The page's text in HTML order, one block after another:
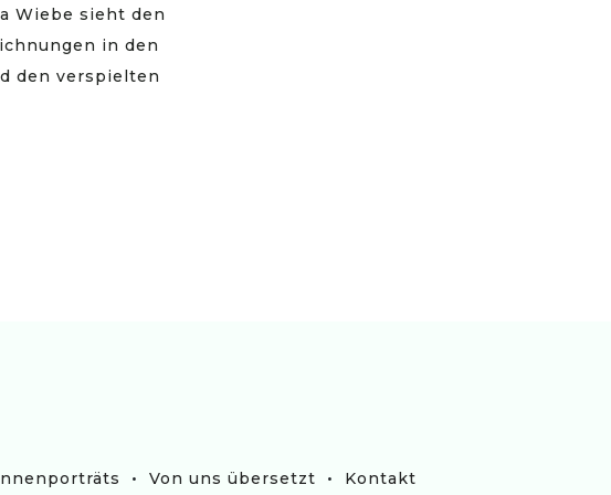
Wiebe sieht den
in den
den verspielten
• Von uns übersetzt • Kontakt